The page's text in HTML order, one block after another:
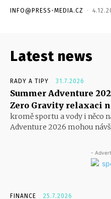
INFO@PRESS-MEDIA.CZ -
Latest news
RADY A TIPY 31.7.2026
Summer Adventure
Zero Gravity relaxaci
kromě sportu a vody i něco
Adventure 2026 mohou
-
FINANCE 25.7.2026